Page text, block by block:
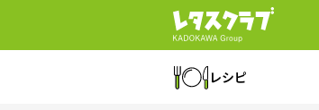
レシピ